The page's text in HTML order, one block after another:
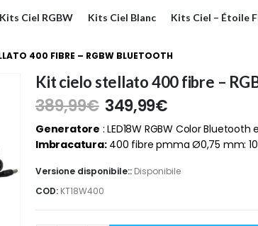
Kits Ciel RGBW Kits Ciel Blanc Kits Ciel – Étoile
400 FIBRE – RGBW BLUETOOTH
Kit cielo stellato 400 fibre –
389,99€ 349,99€
Generatore : LED18W RGBW Color
Imbracatura:400 fibre pmma Ø0,75 mm:
Versione disponibile:: Disponibile
COD: KT18W400